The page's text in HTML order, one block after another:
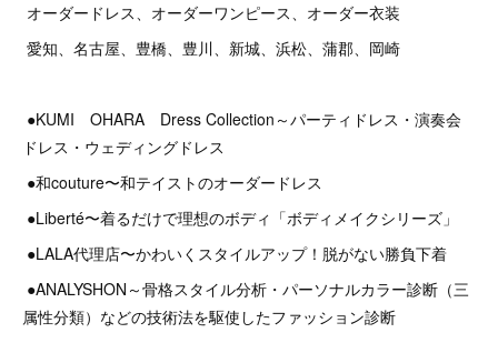
オーダードレス、オーダーワンピース、オーダー衣装
愛知、名古屋、豊橋、豊川、新城、浜松、蒲郡、岡崎
●KUMI OHARA Dress Collection～パーティドレス・演奏会
ドレス・ウェディングドレス
●和couture〜和テイストのオーダードレス
●Liberté〜着るだけで理想のボディ「ボディメイクシリーズ」
●LALA代理店〜かわいくスタイルアップ！脱がない勝負下着
●ANALYSHON～骨格スタイル分析・パーソナルカラー診断（三
属性分類）などの技術法を駆使したファッション診断